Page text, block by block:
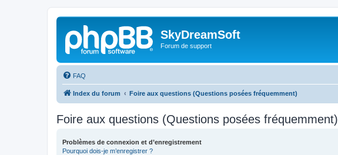
SkyDreamSoft
Forum de support
FAQ
Index du forum Foire aux questions (Questions posées fréquemment)
Foire aux questions (Questions posées fréquemment)
Problèmes de connexion et d’enregistrement
Pourquoi dois-je m’enregistrer ?